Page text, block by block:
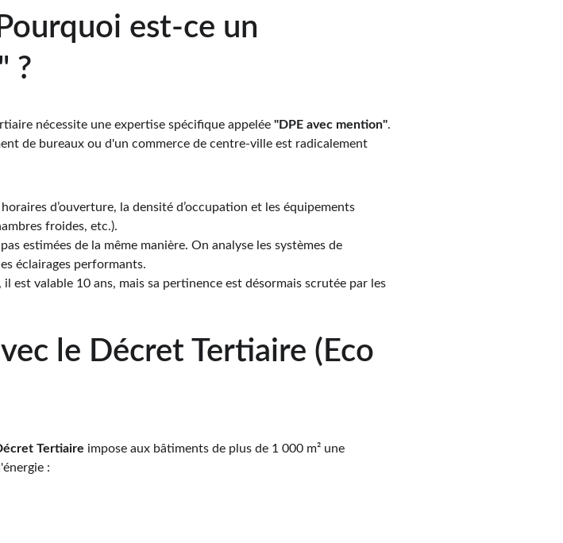
est-ce un
?
nécessite une expertise spécifique appelée "DPE avec mention".
de bureaux ou d'un commerce de centre-ville est radicalement
d’ouverture, la densité d’occupation et les équipements
froides, etc.).
estimées de la même manière. On analyse les systèmes de
éclairages performants.
est valable 10 ans, mais sa pertinence est désormais scrutée par les
le Décret Tertiaire (Eco
Tertiaire impose aux bâtiments de plus de 1 000 m² une
: